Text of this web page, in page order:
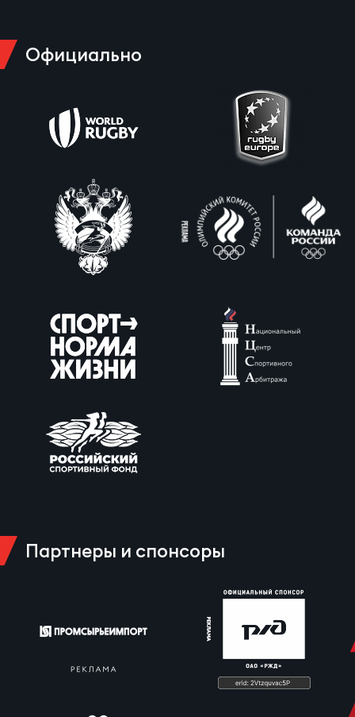
Официально
Партнеры и спонсоры